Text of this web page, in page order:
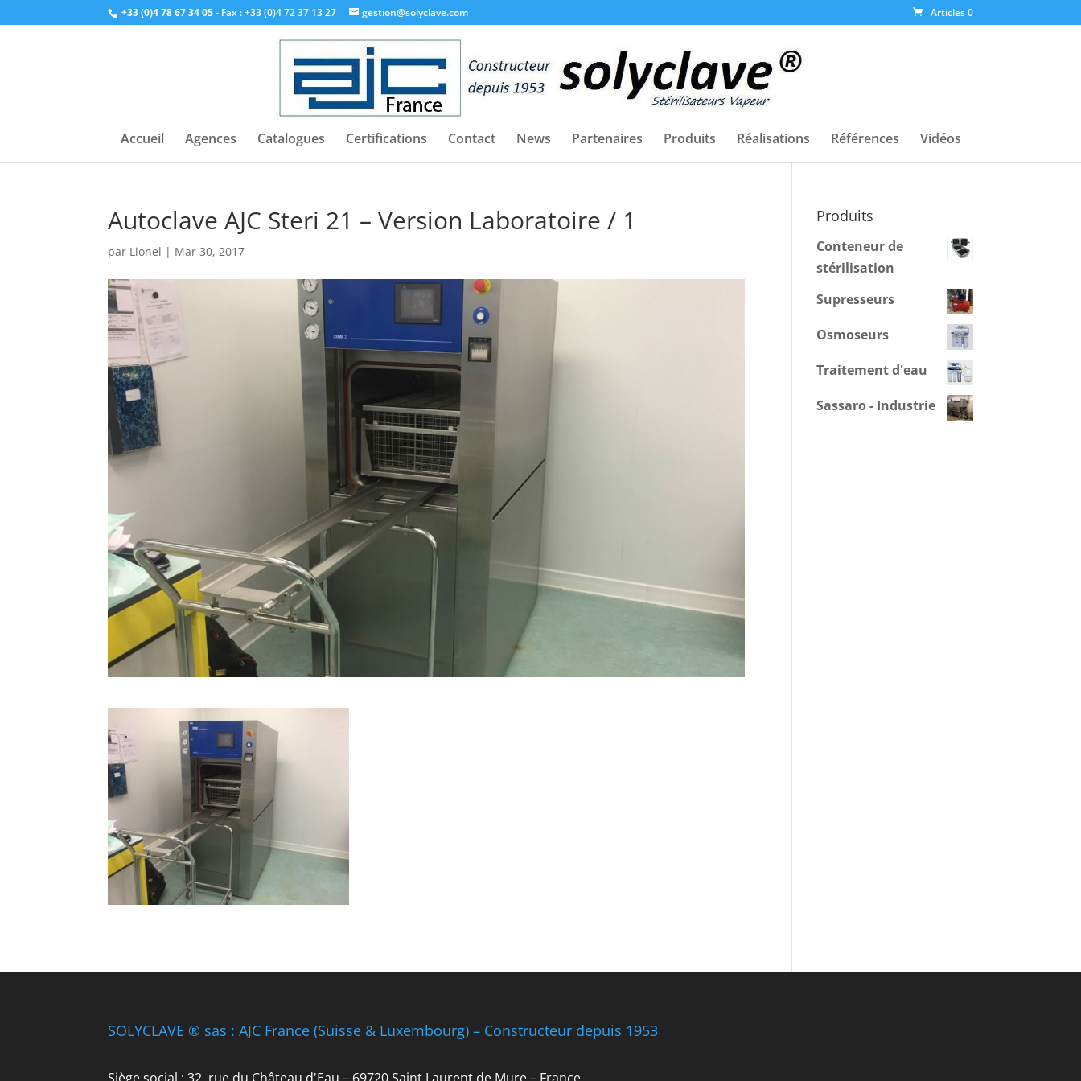
+33 (0)4 78 67 34 05- Fax : +33 (0)4 72 37 13 27 gestion@solyclave.com Articles 0
Accueil Agences Catalogues Certifications Contact News Partenaires Produits Réalisations Références Vidéos
Autoclave AJC Steri 21 – Version Laboratoire / 1
par Lionel | Mar 30, 2017
Produits
Conteneur de
stérilisation
Supresseurs
Osmoseurs
Traitement d'eau
Sassaro - Industrie
SOLYCLAVE ® sas : AJC France (Suisse & Luxembourg) – Constructeur depuis 1953